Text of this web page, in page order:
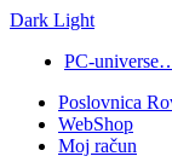
Dark Light
navigation
content
PC-
Poslovnica
WebShop
Moj račun